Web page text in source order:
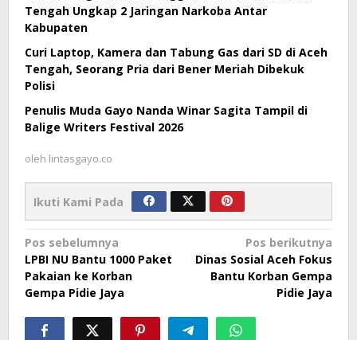
Tengah Ungkap 2 Jaringan Narkoba Antar
Kabupaten
Curi Laptop, Kamera dan Tabung Gas dari SD di Aceh
Tengah, Seorang Pria dari Bener Meriah Dibekuk
Polisi
Penulis Muda Gayo Nanda Winar Sagita Tampil di
Balige Writers Festival 2026
oleh lintasgayo.co
Ikuti Kami Pada
Navigasi
pos
Pos sebelumnya
LPBI NU Bantu 1000 Paket
Pakaian ke Korban
Gempa Pidie Jaya
Pos berikutnya
Dinas Sosial Aceh Fokus
Bantu Korban Gempa
Pidie Jaya